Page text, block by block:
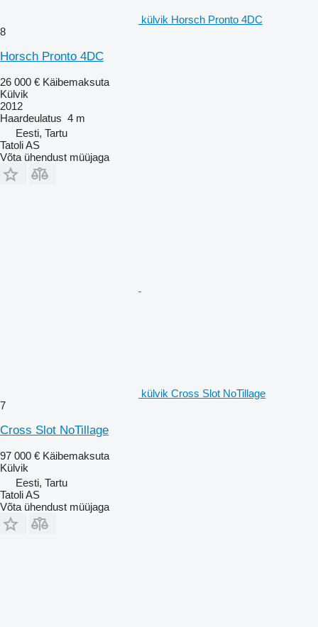
külvik Horsch Pronto 4DC
8
Horsch Pronto 4DC
26 000 € Käibemaksuta
Külvik
2012
Haardeulatus 4 m
Eesti, Tartu
Tatoli AS
Võta ühendust müüjaga
külvik Cross Slot NoTillage
7
Cross Slot NoTillage
97 000 € Käibemaksuta
Külvik
Eesti, Tartu
Tatoli AS
Võta ühendust müüjaga